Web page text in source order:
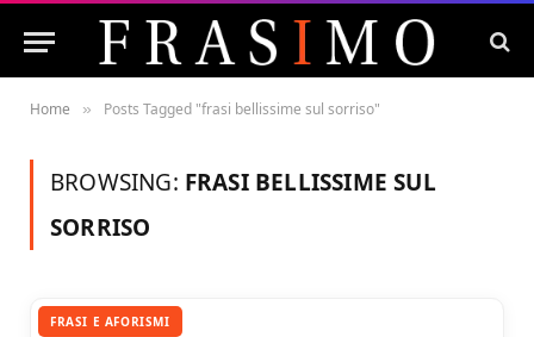
Home » Posts Tagged "frasi bellissime sul sorriso"
BROWSING: FRASI BELLISSIME SUL
SORRISO
FRASI E AFORISMI